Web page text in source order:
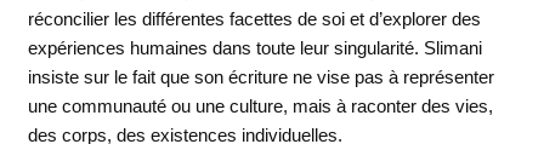
réconcilier les différentes facettes de soi et d’explorer des
expériences humaines dans toute leur singularité. Slimani
insiste sur le fait que son écriture ne vise pas à représenter
une communauté ou une culture, mais à raconter des vies,
des corps, des existences individuelles.